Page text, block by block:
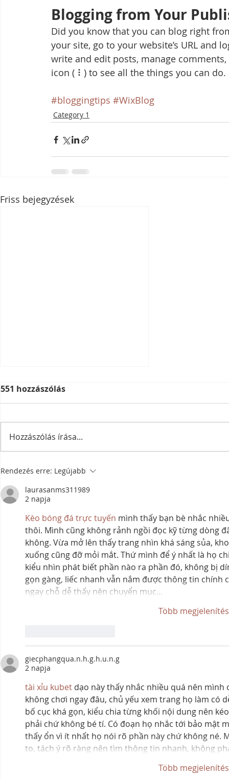
Blogging from Your
Did you know that you can blog right
your site, go to your website’s URL and
write and edit posts, manage
icon ( ⠇) to see all the things you can do.
#bloggingtips #WixBlog
Category 1
Friss bejegyzések
551 hozzászólás
Hozzászólás írása...
Rendezés erre: Legújabb
laurasanms311989
2 napja
Kèo bóng đá trực tuyến mình thấy bạn bè nhắc
thôi. Mình cũng không rảnh ngồi đọc kỹ từng dòng
không. Vừa mở lên thấy trang nhìn khá sáng sủa,
xuống cũng đỡ mỏi mắt. Thứ mình để ý nhất là họ
kiểu nhìn phát biết phần nào ra phần đó, không bị
gọn gàng, liếc nhanh vẫn nắm được thông tin
ngay chỗ dễ thấy nên chuyển mục…
Több
giecphangqua.n.h.g.h.u.n.g
2 napja
tài xỉu kubet dạo này thấy nhắc nhiều quá nên
không chơi ngay đâu, chủ yếu xem trang họ làm
bố cục khá gọn, kiểu chia từng khối nội dung nên
phải chứ không bé tí. Có đoạn họ nhắc tới bảo mật
thấy ổn vì ít nhất họ nói rõ phần này chứ không né.
to, tách ý rõ ràng nên tìm thông tin nhanh, không
Több